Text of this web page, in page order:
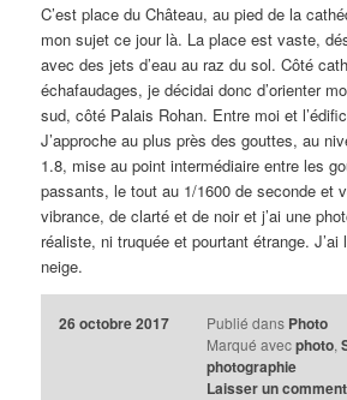
C’est place du Château, au pied de la
mon sujet ce jour là. La place est vaste,
avec des jets d’eau au raz du sol. Côté
échafaudages, je décidai donc d’orienter
sud, côté Palais Rohan. Entre moi et
J’approche au plus près des gouttes, au
1.8, mise au point intermédiaire entre les
passants, le tout au 1/1600 de seconde et
vibrance, de clarté et de noir et j’ai une
réaliste, ni truquée et pourtant étrange. J’ai
neige.
26 octobre 2017 Publié dans Photo
Marqué avec photo,
photographie
Laisser un